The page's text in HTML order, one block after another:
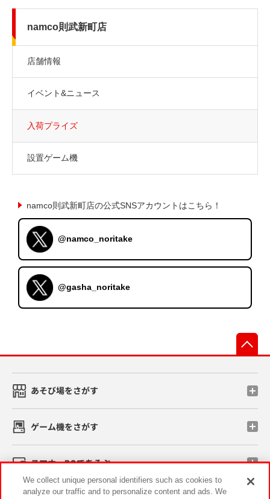
namco則武新町店
店舗情報
イベント&ニュース
入荷プライズ
設置ゲーム機
namco則武新町店の公式SNSアカウントはこちら！
@namco_noritake
@gasha_noritake
あそび場をさがす
ゲーム機をさがす
スマホ・PCであそぶ
We collect unique personal identifiers such as cookies to
analyze our traffic and to personalize content and ads. We